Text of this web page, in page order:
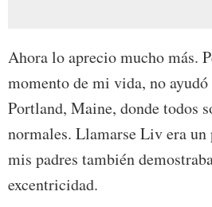
Ahora lo aprecio mucho más.
momento de mi vida, no
Portland, Maine, donde todos
normales. Llamarse Liv era un
mis padres también
excentricidad.